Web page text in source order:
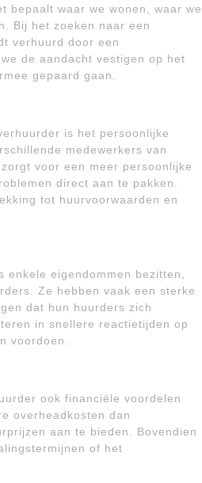
bepaalt waar we wonen, waar we
Bij het zoeken naar een
verhuurd door een
de aandacht vestigen op het
gepaard gaan.
is het persoonlijke
medewerkers van
voor een meer persoonlijke
direct aan te pakken.
tot huurvoorwaarden en
eigendommen bezitten,
Ze hebben vaak een sterke
dat hun huurders zich
in snellere reactietijden op
voordoen.
ook financiële voordelen
overheadkosten dan
aan te bieden. Bovendien
of het